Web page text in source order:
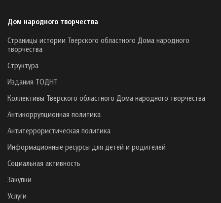
Дом народного творчества
Страницы истории Тверского областного Дома народного
творчества
Структура
Издания ТОДНТ
Коллективы Тверского областного Дома народного творчества
Антикоррупционная политика
Антитеррористическая политика
Информационные ресурсы для детей и родителей
Социальная активность
Закупки
Услуги